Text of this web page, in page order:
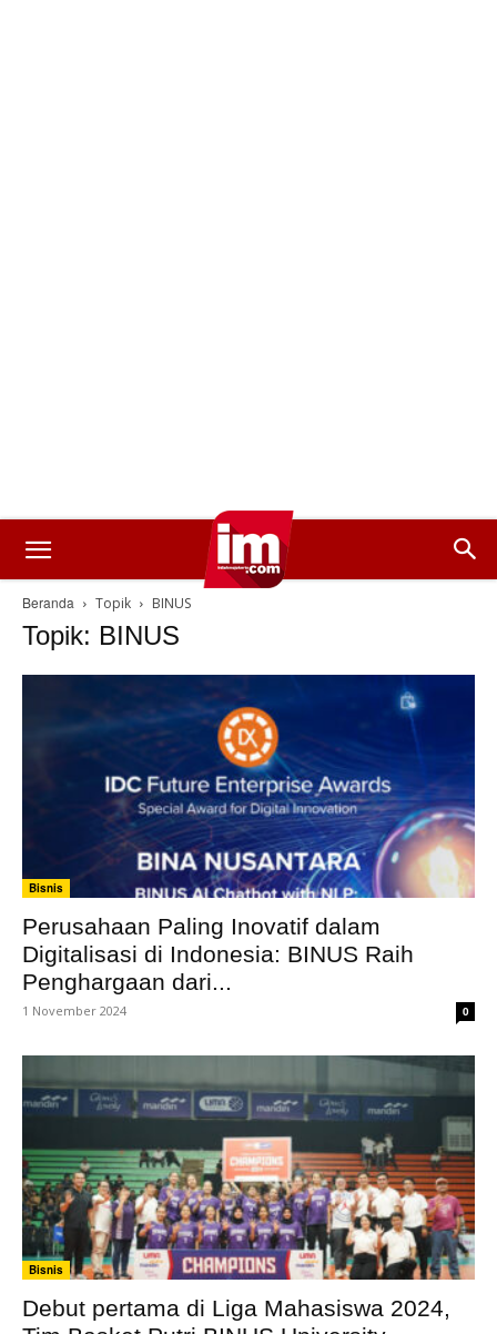
Beranda Topik BINUS
Topik: BINUS
Bisnis
Perusahaan Paling Inovatif dalam
Digitalisasi di Indonesia: BINUS Raih
Penghargaan dari...
1 November 2024 0
Bisnis
Debut pertama di Liga Mahasiswa 2024,